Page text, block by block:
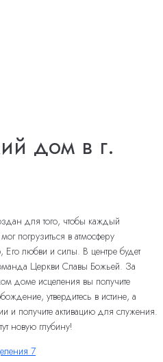
дом в г.
для того, чтобы каждый
погрузиться в атмосферу
Его любви и силы. В центре будет
Церкви Славы Божьей. За
доме исцеления вы получите
утвердитесь в истине, а
и получите активацию для служения.
новую глубину!